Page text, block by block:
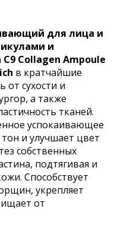
для лица и
и
Collagen Ampoule
в кратчайшие
от сухости и
а также
тканей.
успокаивающее
и улучшает цвет
собственных
подтягивая и
Способствует
укрепляет
от